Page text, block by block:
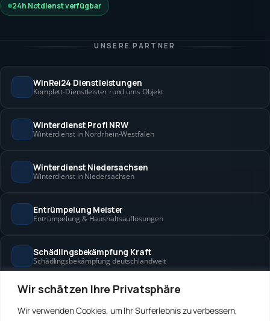
Wir schätzen Ihre Privatsphäre
Wir verwenden Cookies, um Ihr Surferlebnis zu verbessern,
24h Notdienst verfügbar
UNSERE PARTNER
WinRei24 Dienstleistungen
Komplett-Dienstleister rund ums Objekt
Winterdienst Profi NRW
Winterdienst in Nordrhein-Westfalen
Winterdienst Niedersachsen
Winterdienst in Niedersachsen
Entrümpelung Meister
Entrümpelung & Haushaltsauflösungen
Schädlingsbekämpfung Kraft
Schädlingsbekämpfung deutschlandweit
Hanse Objektservice